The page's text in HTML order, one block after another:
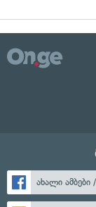
ახალი